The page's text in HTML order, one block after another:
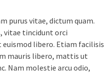
purus vitae, dictum quam.
vitae tincidunt orci
libero. Etiam facilisis
mauris libero, mattis ut
Nam molestie arcu odio,